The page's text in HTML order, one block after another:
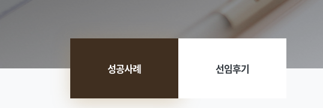
성공사례 선임후기